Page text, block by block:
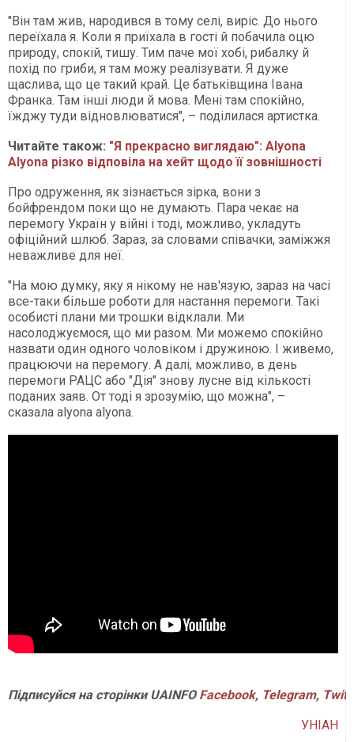
"Він там жив, народився в тому селі, виріс. До нього
переїхала я. Коли я приїхала в гості й побачила оцю
природу, спокій, тишу. Тим паче мої хобі, рибалку й
похід по гриби, я там можу реалізувати. Я дуже
щаслива, що це такий край. Це батьківщина Івана
Франка. Там інші люди й мова. Мені там спокійно,
їжджу туди відновлюватися", – поділилася артистка.
Читайте також: "Я прекрасно виглядаю": Alyona
Alyona різко відповіла на хейт щодо її зовнішності
Про одруження, як зізнається зірка, вони з
бойфрендом поки що не думають. Пара чекає на
перемогу Україн у війні і тоді, можливо, укладуть
офіційний шлюб. Зараз, за словами співачки, заміжжя
неважливе для неї.
"На мою думку, яку я нікому не нав'язую, зараз на часі
все-таки більше роботи для настання перемоги. Такі
особисті плани ми трошки відклали. Ми
насолоджуємося, що ми разом. Ми можемо спокійно
назвати один одного чоловіком і дружиною. І живемо,
працюючи на перемогу. А далі, можливо, в день
перемоги РАЦС або "Дія" знову лусне від кількості
поданих заяв. От тоді я зрозумію, що можна", –
сказала alyona alyona.
ПідписуйсянасторінкиUAINFO Facebook, Telegram,
УНІАН